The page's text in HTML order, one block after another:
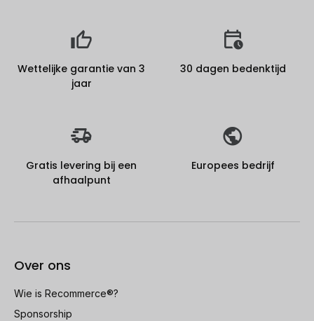
Wettelijke garantie van 3
jaar
30 dagen bedenktijd
Gratis levering bij een
afhaalpunt
Europees bedrijf
Over ons
Wie is Recommerce®?
Sponsorship